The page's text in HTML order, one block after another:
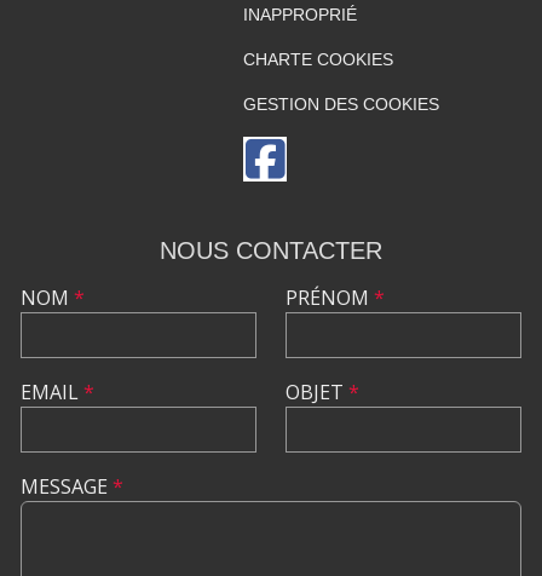
INAPPROPRIÉ
CHARTE COOKIES
GESTION DES COOKIES
NOUS CONTACTER
NOM *
EMAIL*
PRÉNOM *
OBJET *
MESSAGE *